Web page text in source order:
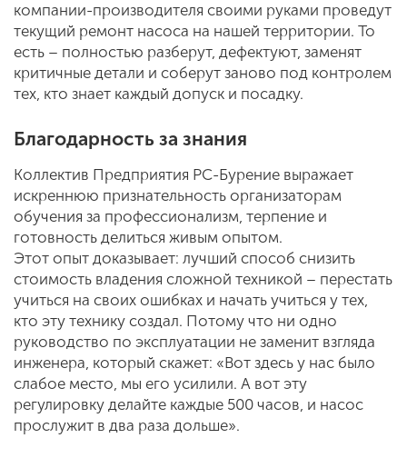
компании-производителя своими руками проведут
текущий ремонт насоса на нашей территории. То
есть – полностью разберут, дефектуют, заменят
критичные детали и соберут заново под контролем
тех, кто знает каждый допуск и посадку.
Благодарность за знания
Коллектив Предприятия РС-Бурение выражает
искреннюю признательность организаторам
обучения за профессионализм, терпение и
готовность делиться живым опытом.
Этот опыт доказывает: лучший способ снизить
стоимость владения сложной техникой – перестать
учиться на своих ошибках и начать учиться у тех,
кто эту технику создал. Потому что ни одно
руководство по эксплуатации не заменит взгляда
инженера, который скажет: «Вот здесь у нас было
слабое место, мы его усилили. А вот эту
регулировку делайте каждые 500 часов, и насос
прослужит в два раза дольше».